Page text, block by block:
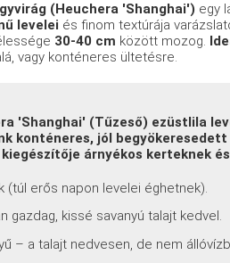
(Heuchera 'Shanghai') egy
levelei és finom textúrája
30-40 cm között mozog.
vagy konténeres ültetésre.
'Shanghai' (Tűzeső) ezüstlila
konténeres, jól
árnyékos kerteknek
(túl erős napon levelei éghetnek).
gazdag, kissé savanyú talajt kedvel.
– a talajt nedvesen, de nem